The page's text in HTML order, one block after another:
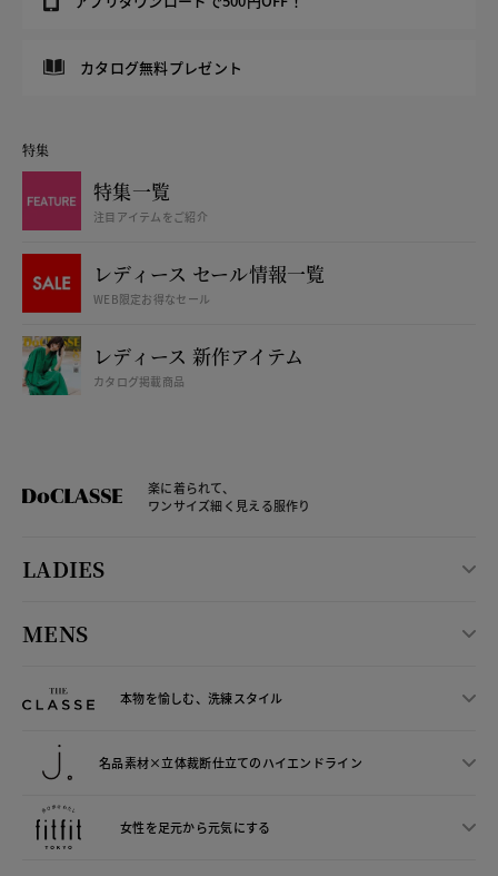
カタログ無料プレゼント
特集
特集一覧
注目アイテムをご紹介
レディース セール情報一覧
WEB限定お得なセール
レディース 新作アイテム
カタログ掲載商品
楽に着られて、
ワンサイズ細く見える服作り
LADIES
MENS
本物を愉しむ、洗練スタイル
名品素材×立体裁断仕立てのハイエンドライン
女性を足元から元気にする